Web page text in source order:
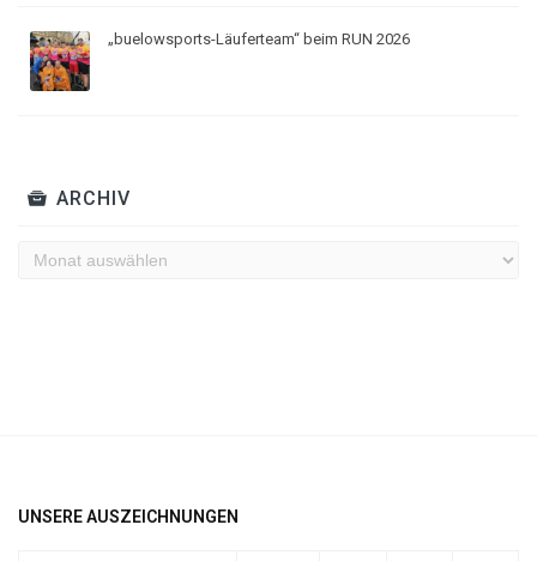
„buelowsports-Läuferteam“ beim RUN 2026
ARCHIV
Archiv
UNSERE AUSZEICHNUNGEN